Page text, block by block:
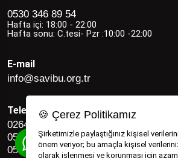
0530 346 89 54
Hafta içi: 18:00 - 22:00
Hafta sonu: C.tesi- Pzr :10:00 -22:00
E-mail
info@savibu.org.tr
Telefon
0264 582 12 17
0530 346 89 54
0530 704 69 54
🍪 Çerez Politikamız
Şirketimizle paylaştığınız kişisel
önem veriyor; bu amaçla kişisel
olarak işlenmesi ve korunması için